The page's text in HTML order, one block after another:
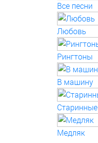
Все песни
Любовь
Рингтоны
В машину
Старинные
Медляк